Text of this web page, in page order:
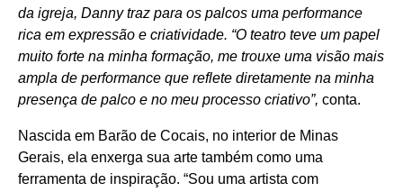
da igreja, Danny traz para os palcos uma performance
rica em expressão e criatividade. “O teatro teve um papel
muito forte na minha formação, me trouxe uma visão mais
ampla de performance que reflete diretamente na minha
presença de palco e no meu processo criativo”, conta.
Nascida em Barão de Cocais, no interior de Minas
Gerais, ela enxerga sua arte também como uma
ferramenta de inspiração. “Sou uma artista com